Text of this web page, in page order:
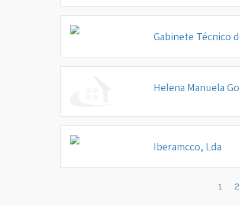
Gabinete Técnico
Helena Manuela
Iberamcco, Lda
1 2